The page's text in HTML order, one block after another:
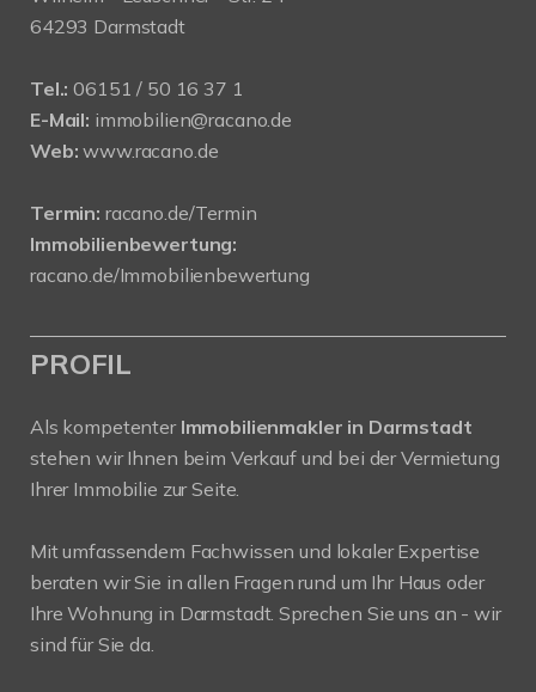
64293 Darmstadt
Tel.: 06151 / 50 16 37 1
E-Mail: immobilien@racano.de
Web: www.racano.de
Termin: racano.de/Termin
Immobilienbewertung:
racano.de/Immobilienbewertung
PROFIL
Als kompetenter Immobilienmakler in Darmstadt
stehen wir Ihnen beim Verkauf und bei der Vermietung
Ihrer Immobilie zur Seite.
Mit umfassendem Fachwissen und lokaler Expertise
beraten wir Sie in allen Fragen rund um Ihr Haus oder
Ihre Wohnung in Darmstadt. Sprechen Sie uns an - wir
sind für Sie da.